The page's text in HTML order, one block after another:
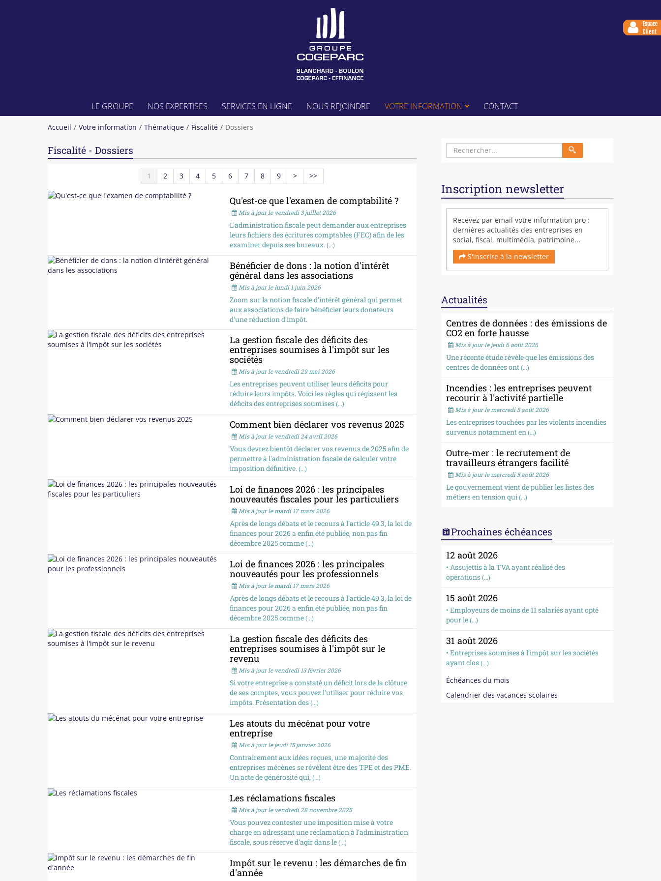
LE GROUPE NOS EXPERTISES SERVICES EN LIGNE NOUS REJOINDRE VOTRE INFORMATION CONTACT
Accueil Votre information Thématique Fiscalité Dossiers
Fiscalité - Dossiers
1 2 3 4 5 6 7 8 9 > >>
Qu'est-ce que l'examen de comptabilité ?
Mis à jour le vendredi 3 juillet 2026
L'administration fiscale peut demander aux entreprises
leurs fichiers des écritures comptables (FEC) afin de les
examiner depuis ses bureaux. (...)
Bénéficier de dons : la notion d'intérêt
général dans les associations
Mis à jour le lundi 1 juin 2026
Zoom sur la notion fiscale d'intérêt général qui permet
aux associations de faire bénéficier leurs donateurs
d'une réduction d'impôt.
La gestion fiscale des déficits des
entreprises soumises à l'impôt sur les
sociétés
Mis à jour le vendredi 29 mai 2026
Les entreprises peuvent utiliser leurs déficits pour
réduire leurs impôts. Voici les règles qui régissent les
déficits des entreprises soumises (...)
Comment bien déclarer vos revenus 2025
Mis à jour le vendredi 24 avril 2026
Vous devrez bientôt déclarer vos revenus de 2025 afin de
permettre à l'administration fiscale de calculer votre
imposition définitive. (...)
Loi de finances 2026 : les principales
nouveautés fiscales pour les particuliers
Mis à jour le mardi 17 mars 2026
Après de longs débats et le recours à l'article 49.3, la loi de
finances pour 2026 a enfin été publiée, non pas fin
décembre 2025 comme (...)
Loi de finances 2026 : les principales
nouveautés pour les professionnels
Mis à jour le mardi 17 mars 2026
Après de longs débats et le recours à l'article 49.3, la loi de
finances pour 2026 a enfin été publiée, non pas fin
décembre 2025 comme (...)
La gestion fiscale des déficits des
entreprises soumises à l'impôt sur le
revenu
Mis à jour le vendredi 13 février 2026
Si votre entreprise a constaté un déficit lors de la clôture
de ses comptes, vous pouvez l'utiliser pour réduire vos
impôts. Présentation des (...)
Les atouts du mécénat pour votre
entreprise
Mis à jour le jeudi 15 janvier 2026
Contrairement aux idées reçues, une majorité des
entreprises mécènes se révèlent être des TPE et des PME.
Un acte de générosité qui, (...)
Les réclamations fiscales
Mis à jour le vendredi 28 novembre 2025
Vous pouvez contester une imposition mise à votre
charge en adressant une réclamation à l'administration
fiscale, sous réserve d'agir dans le (...)
Impôt sur le revenu : les démarches de fin
d'année
Inscription newsletter
Recevez par email votre information pro :
dernières actualités des entreprises en
social, fiscal, multimédia, patrimoine...
S'inscrire à la newsletter
Actualités
Centres de données : des émissions de
CO2 en forte hausse
Mis à jour le jeudi 6 août 2026
Une récente étude révèle que les émissions des
centres de données ont (...)
Incendies : les entreprises peuvent
recourir à l'activité partielle
Mis à jour le mercredi 5 août 2026
Les entreprises touchées par les violents incendies
survenus notamment en (...)
Outre-mer : le recrutement de
travailleurs étrangers facilité
Mis à jour le mercredi 5 août 2026
Le gouvernement vient de publier les listes des
métiers en tension qui (...)
Prochaines échéances
12 août 2026
• Assujettis à la TVA ayant réalisé des
opérations (...)
15 août 2026
• Employeurs de moins de 11 salariés ayant opté
pour le (...)
31 août 2026
• Entreprises soumises à l’impôt sur les sociétés
ayant clos (...)
Échéances du mois
Calendrier des vacances scolaires